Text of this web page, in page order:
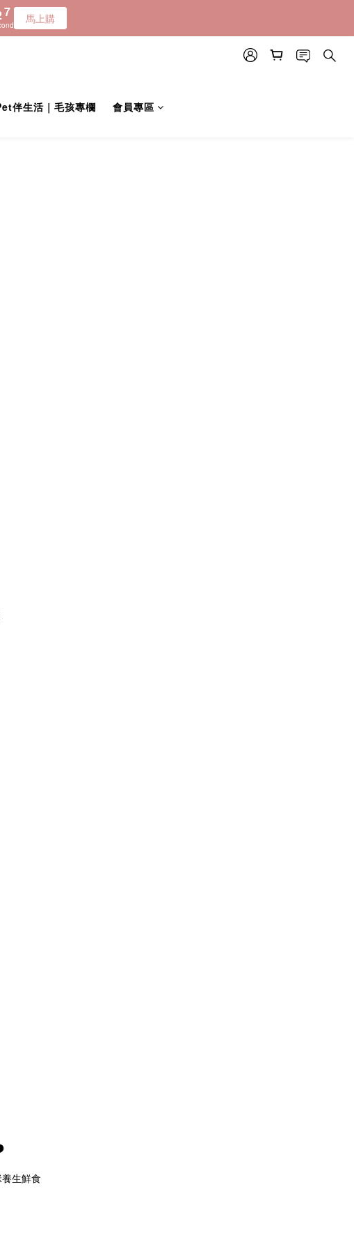
6
5
0
馬上購
伴生活｜毛孩專欄 會員專區